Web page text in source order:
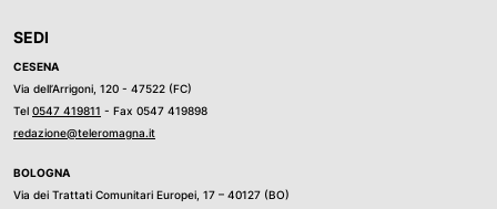
SEDI
CESENA
Via dell’Arrigoni, 120 - 47522 (FC)
Tel 0547 419811 - Fax 0547 419898
redazione@teleromagna.it
BOLOGNA
Via dei Trattati Comunitari Europei, 17 – 40127 (BO)